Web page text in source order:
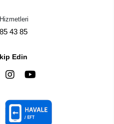
43 85
Edin